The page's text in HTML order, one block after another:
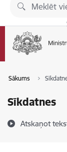
Pāriet uz lapas
Sākums
Sīkdatnes
Atskaņot